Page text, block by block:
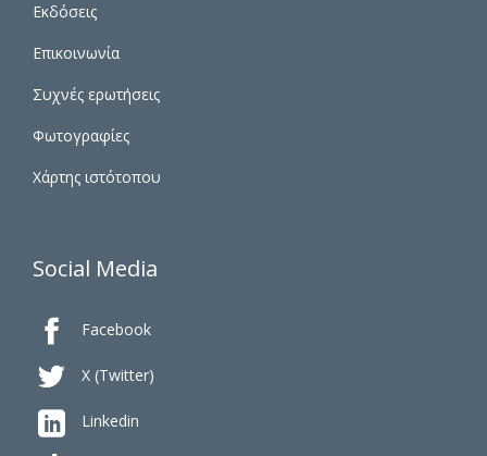
Εκδόσεις
Επικοινωνία
Συχνές ερωτήσεις
Φωτογραφίες
Χάρτης ιστότοπου
Social Media
 Facebook
 X (Twitter)
 Linkedin